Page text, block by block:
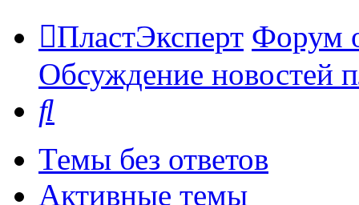
ПластЭксперт Форум
Обсуждение новостей
Темы без ответов
Активные темы